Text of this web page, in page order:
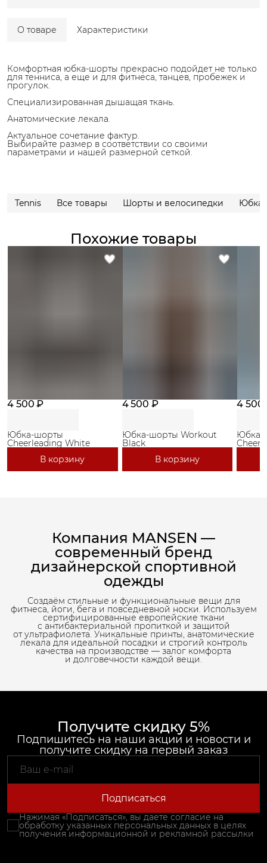
О товаре Характеристики
Комфортная юбка-шорты прекрасно подойдет не только
для тенниса, а еще и для фитнеса, танцев, пробежек и
прогулок.
Специализированная дышащая ткань.
Анатомические лекала.
Актуальное сочетание фактур.
Выбирайте размер в соответствии со своими
параметрами и нашей размерной сеткой.
Tennis Все товары Шорты и велосипедки
Похожие товары
4 500 ₽
Юбка-шорты
Cheerleading White
В корзину
4 500 ₽
Юбка-шорты Workout
Black
В корзину
4 500
Юбка-
Компания MANSEN —
современный бренд
дизайнерской спортивной
одежды
Создаём стильные и функциональные вещи для
фитнеса, йоги, бега и повседневной носки. Используем
сертифицированные европейские ткани
с антибактериальной пропиткой и защитой
от ультрафиолета. Уникальные принты, анатомические
лекала для идеальной посадки и строгий контроль
качества на производстве — залог комфорта
и долговечности каждой вещи.
Получите скидку 5%
Подпишитесь на наши акции и новости и
получите скидку на первый заказ
Подписаться
Нажимая «Подписаться», вы даете согласие на
обработку указанных персональных данных в целях
получения информационной и рекламной рассылки